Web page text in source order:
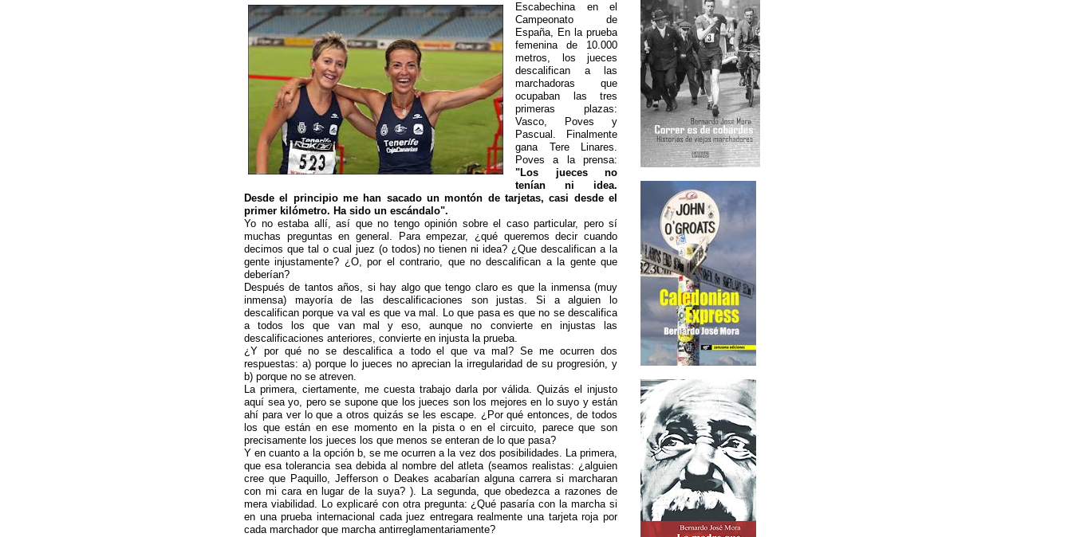
Escabechina en el
Campeonato de
España, En la prueba
femenina de 10.000
metros, los jueces
descalifican a las
marchadoras que
ocupaban las tres
primeras plazas:
Vasco, Poves y
Pascual. Finalmente
gana Tere Linares.
Poves a la prensa:
"Los jueces no
tenían ni idea.
Desde el principio me han sacado un montón de tarjetas, casi desde el
primer kilómetro. Ha sido un escándalo".
Yo no estaba allí, así que no tengo opinión sobre el caso particular, pero sí
muchas preguntas en general. Para empezar, ¿qué queremos decir cuando
decimos que tal o cual juez (o todos) no tienen ni idea? ¿Que descalifican a la
gente injustamente? ¿O, por el contrario, que no descalifican a la gente que
deberían?
Después de tantos años, si hay algo que tengo claro es que la inmensa (muy
inmensa) mayoría de las descalificaciones son justas. Si a alguien lo
descalifican porque va val es que va mal. Lo que pasa es que no se descalifica
a todos los que van mal y eso, aunque no convierte en injustas las
descalificaciones anteriores, convierte en injusta la prueba.
¿Y por qué no se descalifica a todo el que va mal? Se me ocurren dos
respuestas: a) porque lo jueces no aprecian la irregularidad de su progresión, y
b) porque no se atreven.
La primera, ciertamente, me cuesta trabajo darla por válida. Quizás el injusto
aquí sea yo, pero se supone que los jueces son los mejores en lo suyo y están
ahí para ver lo que a otros quizás se les escape. ¿Por qué entonces, de todos
los que están en ese momento en la pista o en el circuito, parece que son
precisamente los jueces los que menos se enteran de lo que pasa?
Y en cuanto a la opción b, se me ocurren a la vez dos posibilidades. La primera,
que esa tolerancia sea debida al nombre del atleta (seamos realistas: ¿alguien
cree que Paquillo, Jefferson o Deakes acabarían alguna carrera si marcharan
con mi cara en lugar de la suya? ). La segunda, que obedezca a razones de
mera viabilidad. Lo explicaré con otra pregunta: ¿Qué pasaría con la marcha si
en una prueba internacional cada juez entregara realmente una tarjeta roja por
cada marchador que marcha antirreglamentariamente?